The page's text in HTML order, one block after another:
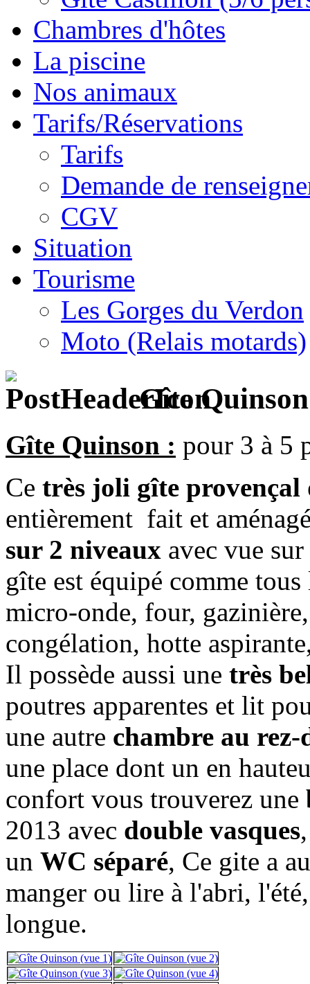
Chambres d'hôtes
La piscine
Nos animaux
Tarifs/Réservations
Tarifs
Demande de
CGV
Situation
Tourisme
Les Gorges du Verdon
Moto (Relais motards)
Gîte Quinson
Gîte Quinson : pour 3 à 5
Ce très joli gîte provençal
entièrement fait et
sur 2 niveaux avec vue
gîte est équipé comme
micro-onde, four,
congélation, hotte
Il possède aussi une très
poutres apparentes et lit
une autre chambre au rez-
une place dont un en
confort vous trouverez une
2013 avec double vasques
un WC séparé, Ce gite a
manger ou lire à l'abri,
longue.